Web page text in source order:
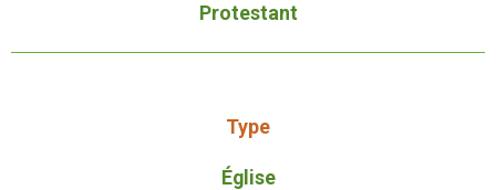
Protestant
Type
Église